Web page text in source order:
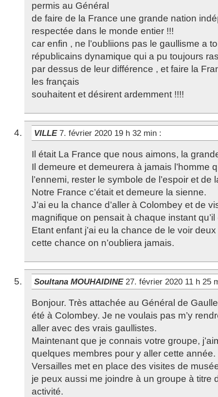
permis au Général
de faire de la France une grande nation
respectée dans le monde entier !!!
car enfin , ne l’oubliions pas le gaullisme a
républicains dynamique qui a pu toujours
par dessus de leur différence , et faire la
les français
souhaitent et désirent ardemment !!!!
VILLE 7. février 2020 19 h 32 min :
Il était La France que nous aimons, la
Il demeure et demeurera à jamais l’homme
l’ennemi, rester le symbole de l’espoir et de
Notre France c’était et demeure la sienne.
J’ai eu la chance d’aller à Colombey et de
magnifique on pensait à chaque instant
Etant enfant j’ai eu la chance de le voir
cette chance on n’oubliera jamais.
Soultana MOUHAIDINE 27. février 2020 11 h 25
Bonjour. Très attachée au Général de
été à Colombey. Je ne voulais pas m’y
aller avec des vrais gaullistes.
Maintenant que je connais votre groupe,
quelques membres pour y aller cette
Versailles met en place des visites de
je peux aussi me joindre à un groupe à titre
activité.